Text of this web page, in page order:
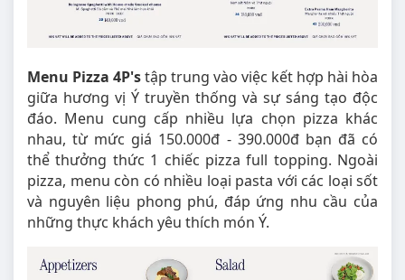
Menu Pizza 4P'stập trung vào việc kết hợp hài hòa
giữa hương vị Ý truyền thống và sự sáng tạo độc
đáo. Menu cung cấp nhiều lựa chọn pizza khác
nhau, từ mức giá 150.000đ - 390.000đ bạn đã có
thể thưởng thức 1 chiếc pizza full topping. Ngoài
pizza, menu còn có nhiều loại pasta với các loại sốt
và nguyên liệu phong phú, đáp ứng nhu cầu của
những thực khách yêu thích món Ý.